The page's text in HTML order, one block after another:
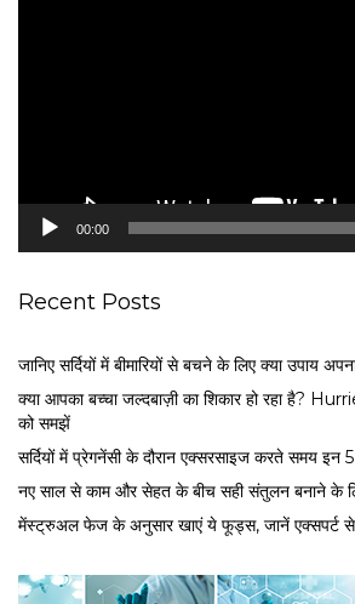
00:00
Recent Posts
जानिए सर्दियों में बीमारियों से बचने के लिए क्या उपाय
क्या आपका बच्चा जल्दबाज़ी का शिकार हो रहा है?
को समझें
सर्द‍ियों में प्रेगनेंसी के दौरान एक्सरसाइज करते समय इन
नए साल से काम और सेहत के बीच सही संतुलन बनाने के
मेंस्ट्रुअल फेज के अनुसार खाएं ये फूड्स, जानें एक्सपर्ट से